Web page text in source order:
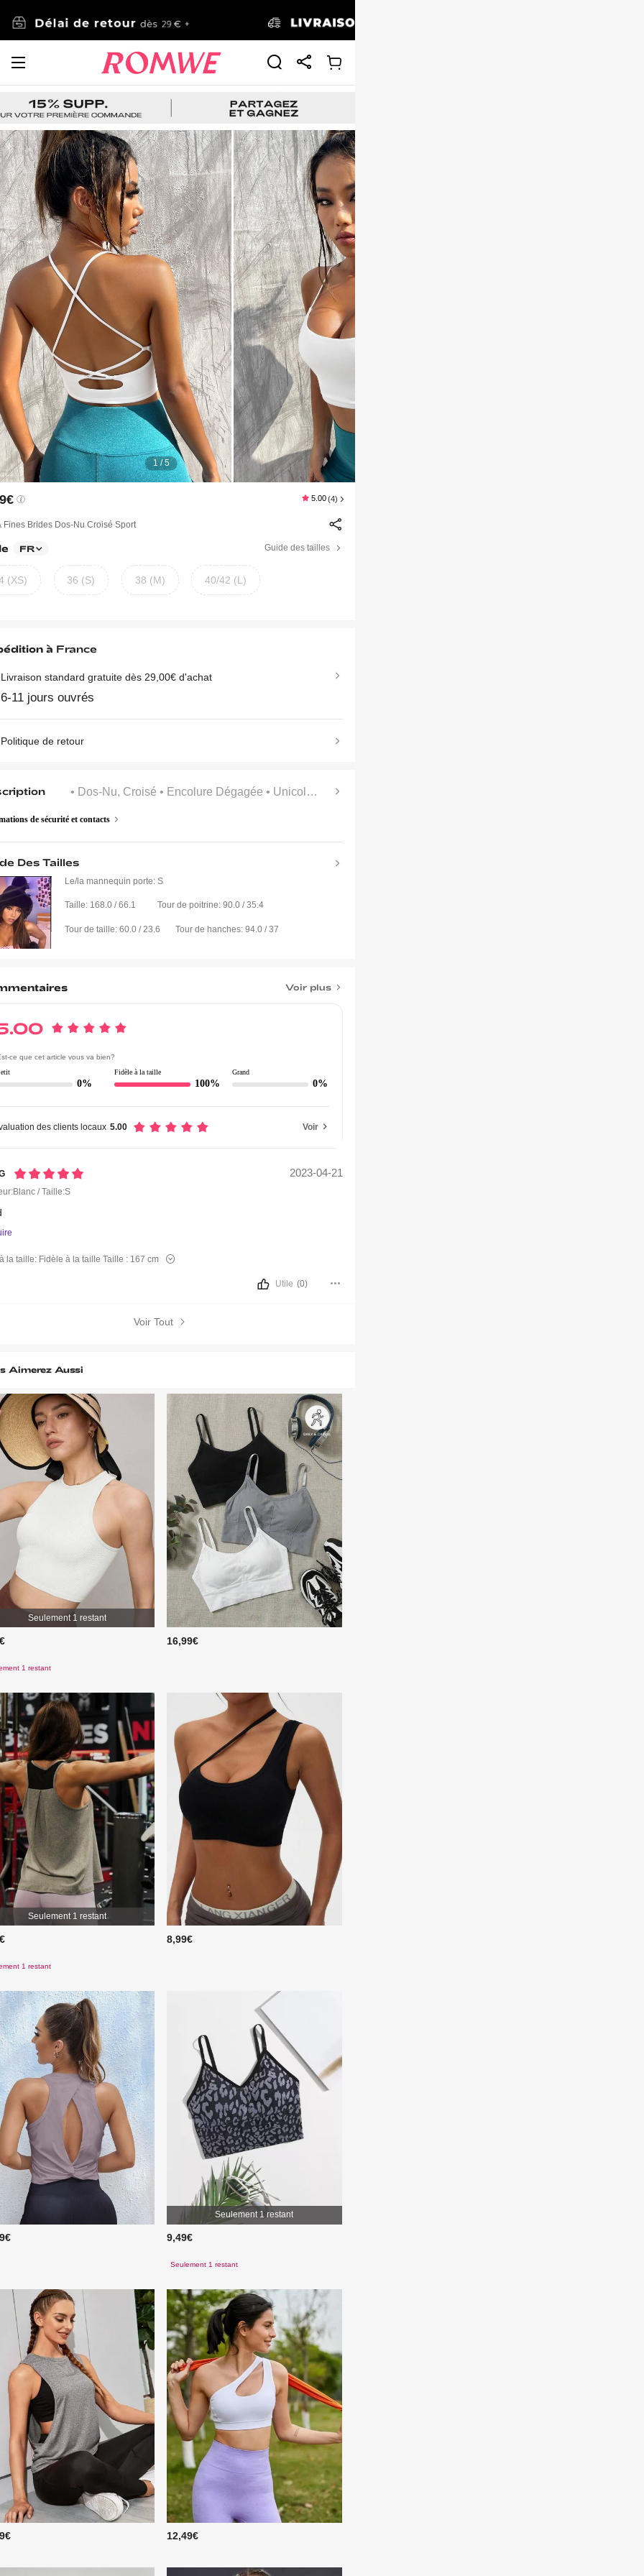
1 / 5
5.00 (4)
Fines Brides Dos-Nu Croisé Sport
FR Guide des tailles
(XS) 36 (S) 38 (M) 40/42 (L)
à France
Livraison standard gratuite dès 29,00€ d'achat
6-11 jours ouvrés
Politique de retour
• Dos-Nu, Croisé • Encolure Dégagée • Unicolore
de sécurité et contacts
Des Tailles
Le/la mannequin porte: S
Taille: 168.0 / 66.1 Tour de poitrine: 90.0 / 35.4
Tour de taille: 60.0 / 23.6 Tour de hanches: 94.0 / 37
Voir plus
ce que cet article vous va bien?
0%
Fidèle à la taille
100%
Grand
0%
des clients locaux 5.00 Voir
2023-04-21
/ Taille:S
la taille: Fidèle à la taille Taille : 167 cm
Utile (0)
Voir Tout
Aimerez Aussi
Seulement 1 restant
1 restant
16,99€
Seulement 1 restant
1 restant
8,99€
Seulement 1 restant
9,49€
Seulement 1 restant
12,49€